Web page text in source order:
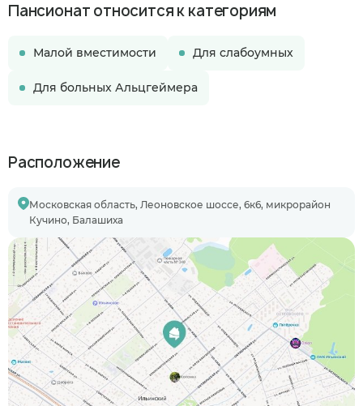
Пансионат относится к категориям
Малой вместимости Для слабоумных
Для больных Альцгеймера
Расположение
Московская область, Леоновское шоссе, 6к6, микрорайон
Кучино, Балашиха